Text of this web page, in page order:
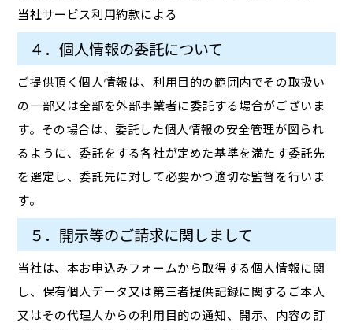
当社サービス利用約款による
４．個人情報の委託について
ご提供頂く個人情報は、利用目的の範囲内でその取扱い
の一部又は全部を外部事業者に委託する場合がございま
す。その場合は、委託した個人情報の安全管理が図られ
るように、委託をする各社が定めた基準を満たす委託先
を選定し、委託先に対して必要かつ適切な監督を行いま
す。
５．開示等のご請求に関しまして
当社は、本お申込みフォームから取得する個人情報に関
し、保有個人データ又は第三者提供記録に関するご本人
又はその代理人からの利用目的の通知、開示、内容の訂